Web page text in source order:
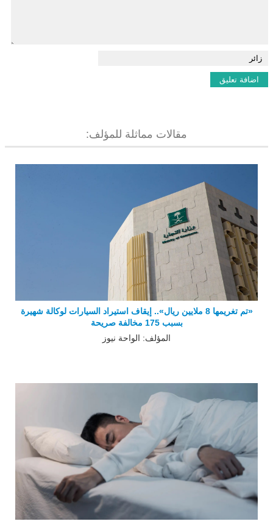
مقالات مماثلة للمؤلف:
«تم تغريمها 8 ملايين ريال».. إيقاف استيراد السيارات لوكالة شهيرة
بسبب 175 مخالفة صريحة
المؤلف: الواحة نيوز